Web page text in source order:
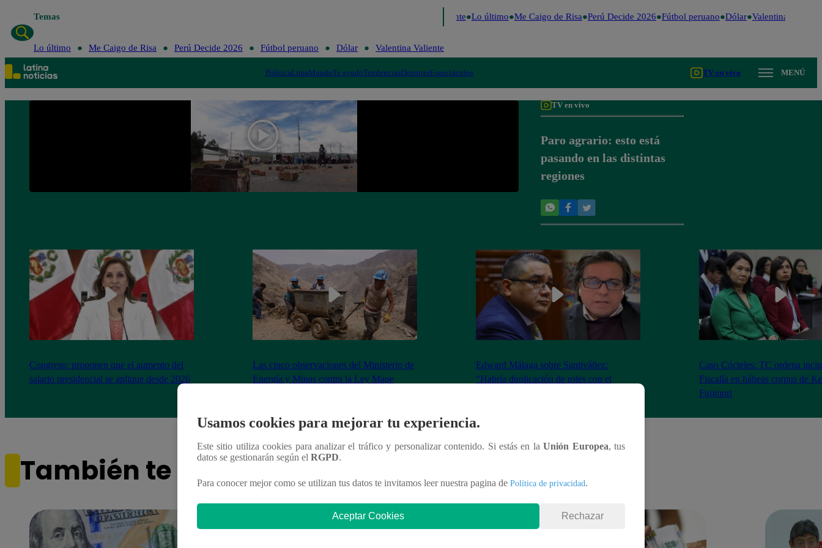
Temas Valentina Valiente Lo último Me Caigo de Risa Perú Decide 2026 Fútbol peruano Dólar Valentina Valiente
Lo último Me Caigo de Risa Perú Decide 2026 Fútbol peruano Dólar Valentina Valiente
PolíticaLimaMundoTe ayudoTendenciasDeportesEspectáculos TV en vivo MENÚ
TV en vivo
Paro agrario: esto está
pasando en las distintas
regiones
Congreso: proponen que el aumento del
salario presidencial se aplique desde 2026
Las cinco observaciones del Ministerio de
Energía y Minas contra la Ley Mape
Edward Málaga sobre Santiváñez:
“Habría duplicación de roles con el
Caso Cócteles: TC ordena
Fiscalía en hábeas corpus de
Fujimori
También te puede interesar
Usamos cookies para mejorar tu experiencia.
Este sitio utiliza cookies para analizar el tráfico y personalizar contenido. Si estás en laUnión Europea, tus
datos se gestionarán según el RGPD.
Para conocer mejor como se utilizan tus datos te invitamos leer nuestra pagina de Política de privacidad.
Aceptar Cookies Rechazar